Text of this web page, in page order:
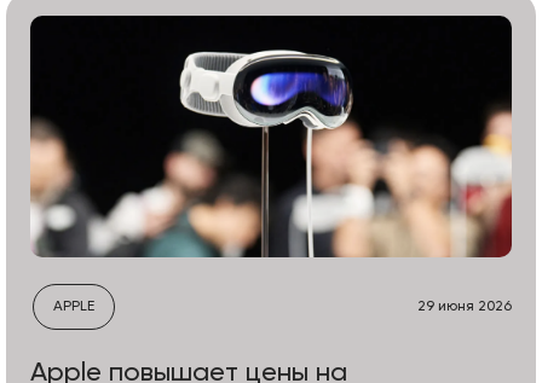
APPLE 29 июня 2026
Apple повышает цены на